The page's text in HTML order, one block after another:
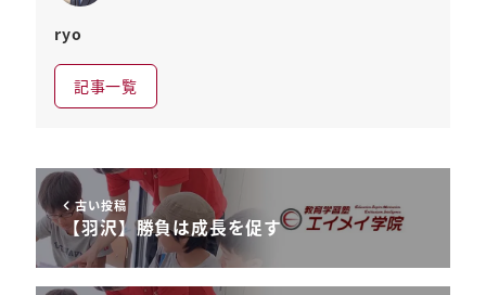
ryo
記事一覧
古い投稿
【羽沢】勝負は成長を促す